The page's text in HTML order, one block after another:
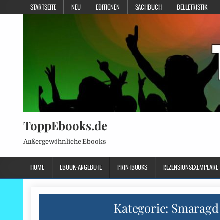
STARTSEITE NEU EDITIONEN SACHBUCH BELLETRISTIK
ToppEbooks.de
Außergewöhnliche Ebooks
HOME EBOOK-ANGEBOTE PRINTBOOKS REZENSIONSEXEMPLARE
Kategorie: